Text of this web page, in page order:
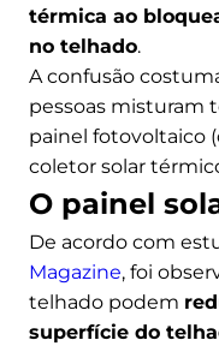
térmica ao
no telhado.
A confusão
pessoas misturam
painel fotovoltaico
coletor solar
O painel
De acordo com
Magazine, foi
telhado podem
superfície do